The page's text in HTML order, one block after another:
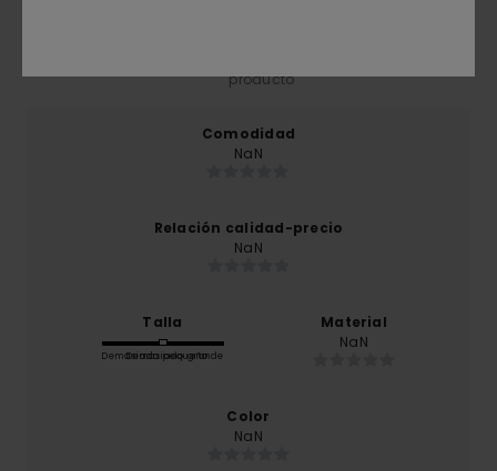
producto
Comodidad
NaN
Relación calidad-precio
NaN
Talla
Demasiado pequeño
Demasiado grande
Material
NaN
Color
NaN